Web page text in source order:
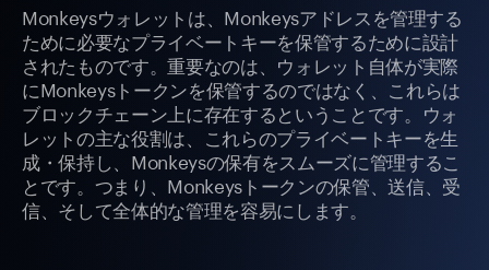
Monkeysウォレットは、Monkeysアドレスを管理する
ために必要なプライベートキーを保管するために設計
されたものです。重要なのは、ウォレット自体が実際
にMonkeysトークンを保管するのではなく、これらは
ブロックチェーン上に存在するということです。ウォ
レットの主な役割は、これらのプライベートキーを生
成・保持し、Monkeysの保有をスムーズに管理するこ
とです。つまり、Monkeysトークンの保管、送信、受
信、そして全体的な管理を容易にします。